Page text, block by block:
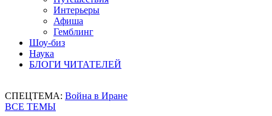
Интерьеры
Афиша
Гемблинг
Шоу-биз
Наука
БЛОГИ ЧИТАТЕЛЕЙ
СПЕЦТЕМА: Война в Иране
ВСЕ ТЕМЫ